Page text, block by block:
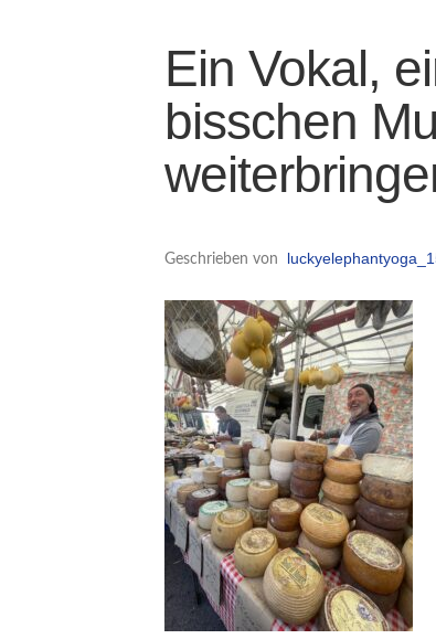
Ein Vokal,
bisschen
Geschrieben von